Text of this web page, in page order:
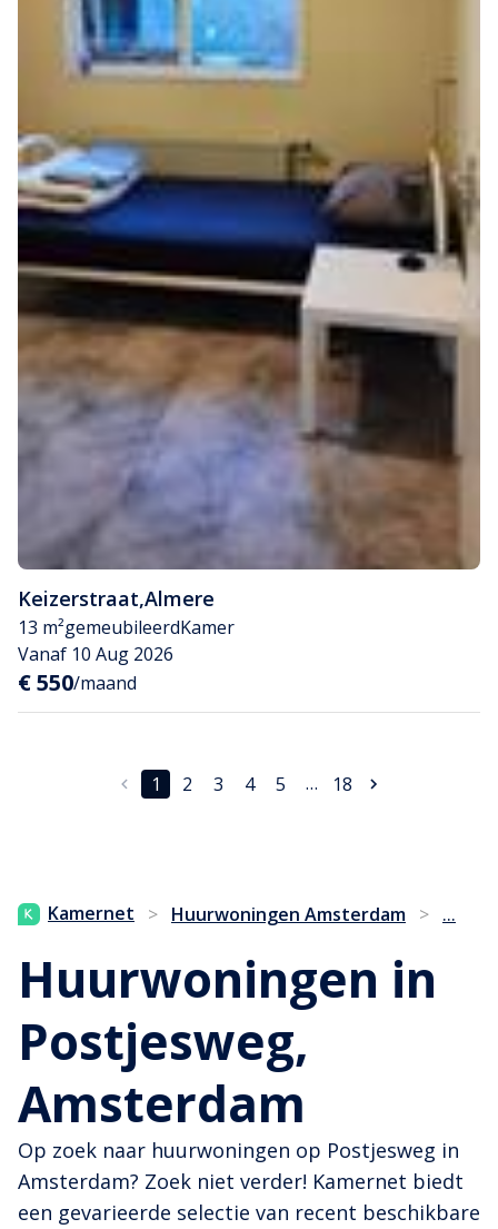
Keizerstraat,Almere
13 m²gemeubileerdKamer
Vanaf 10 Aug 2026
€ 550/maand
1 2 3 4 5 … 18
Kamernet > Huurwoningen Amsterdam > ...
Huurwoningen in
Postjesweg,
Amsterdam
Op zoek naar huurwoningen op Postjesweg in
Amsterdam? Zoek niet verder! Kamernet biedt
een gevarieerde selectie van recent beschikbare